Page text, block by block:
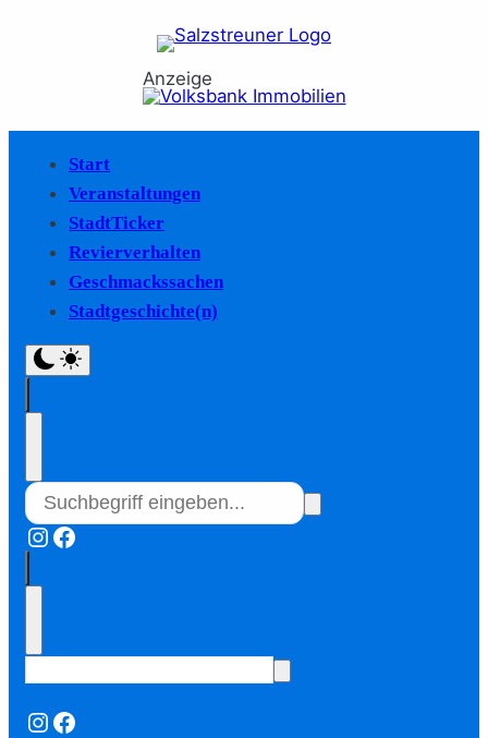
Anzeige
Start
Veranstaltungen
StadtTicker
Revierverhalten
Geschmackssachen
Stadtgeschichte(n)
Instagram
Facebook
Instagram
Facebook